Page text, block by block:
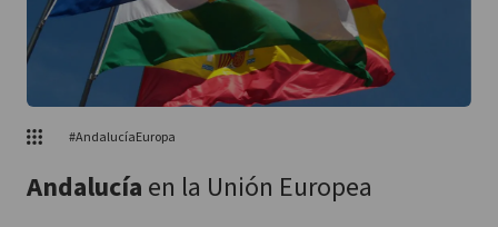
#AndalucíaEuropa
Andalucía en la Unión Europea